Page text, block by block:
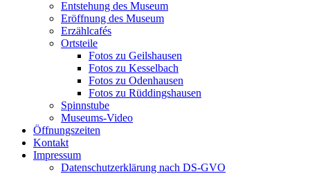
Entstehung des Museum
Eröffnung des Museum
Erzählcafés
Ortsteile
Fotos zu Geilshausen
Fotos zu Kesselbach
Fotos zu Odenhausen
Fotos zu Rüddingshausen
Spinnstube
Museums-Video
Öffnungszeiten
Kontakt
Impressum
Datenschutzerklärung nach DS-GVO